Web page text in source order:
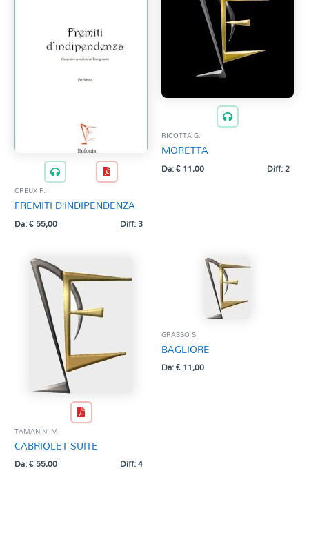
CREUX F.
FREMITI D’INDIPENDENZA
Da:€55,00 Diff: 3
RICOTTA G.
MORETTA
Da:€11,00 Diff: 2
TAMANINI M.
CABRIOLET SUITE
Da:€55,00 Diff: 4
GRASSO S.
BAGLIORE
Da:€11,00